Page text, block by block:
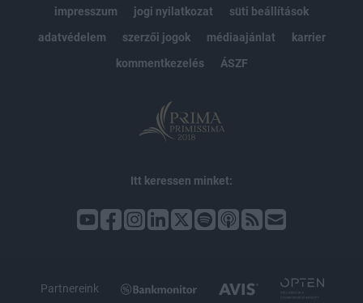
impresszum
jogi nyilatkozat
süti beállítások
adatvédelem
szerzői jogok médiaajánlat
karrier
kommentkezelés
ÁSZF
Itt keressen minket:
Partnereink